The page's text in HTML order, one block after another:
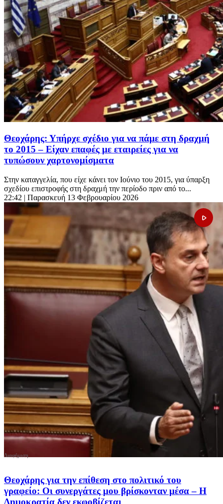
Θεοχάρης: Υπήρχε σχέδιο για να πάμε στη δραχμή
το 2015 – Είχαν επαφές με εταιρείες για να
τυπώσουν χαρτονομίσματα
Στην καταγγελία, που είχε κάνει τον Ιούνιο του 2015, για ύπαρξη
σχεδίου επιστροφής στη δραχμή την περίοδο πριν από το...
22:42 | Παρασκευή 13 Φεβρουαρίου 2026
Θεοχάρης για την επίθεση στο πολιτικό του
γραφείο: Οι συνεργάτες μου βρίσκονταν μέσα – Η
Δημοκρατία δεν εκφοβίζεται